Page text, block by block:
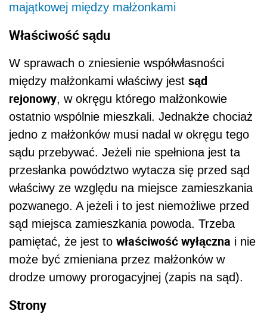
majątkowej między małżonkami
Właściwość sądu
W sprawach o zniesienie współwłasności
między małżonkami właściwy jest sąd
rejonowy, w okręgu którego małżonkowie
ostatnio wspólnie mieszkali. Jednakże chociaż
jedno z małżonków musi nadal w okręgu tego
sądu przebywać. Jeżeli nie spełniona jest ta
przesłanka powództwo wytacza się przed sąd
właściwy ze względu na miejsce zamieszkania
pozwanego. A jeżeli i to jest niemożliwe przed
sąd miejsca zamieszkania powoda. Trzeba
pamiętać, że jest to właściwość wyłączna i nie
może być zmieniana przez małżonków w
drodze umowy prorogacyjnej (zapis na sąd).
Strony